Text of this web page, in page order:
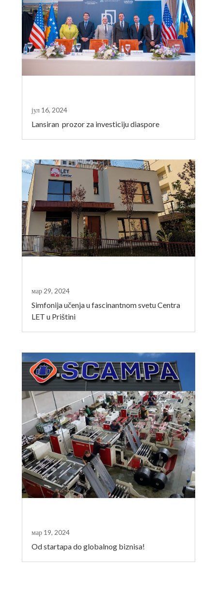
Lansiran prozor za investiciju diaspore
јул 16, 2024
Simfonija učenja u fascinantnom svetu Centra
LET u Prištini
мар 29, 2024
Od startapa do globalnog biznisa!
мар 19, 2024